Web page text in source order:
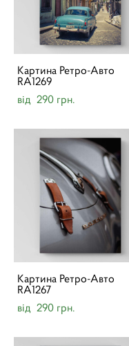
Картина Ретро-Авто
RA1269
від 290 грн.
Картина Ретро-Авто
RA1267
від 290 грн.